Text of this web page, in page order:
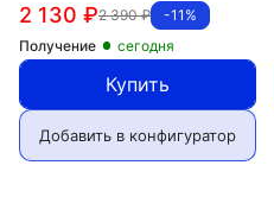
-11%
2 390₽
2 130 ₽
Получение сегодня
Купить
Добавить в конфигуратор